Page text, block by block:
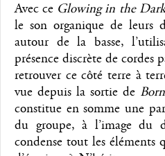
Avec ce Glowing in the Dark
le son organique de leurs
autour de la basse,
présence discrète de cordes
retrouver ce côté terre à
vue depuis la sortie de
constitue en somme une
du groupe, à l’image
condense tout les éléments